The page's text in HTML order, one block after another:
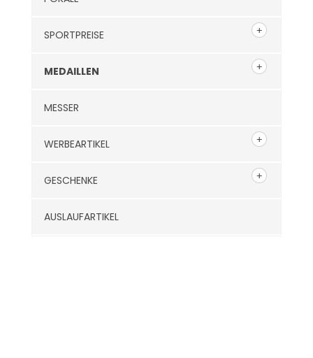
SPORTPREISE
MEDAILLEN
MESSER
WERBEARTIKEL
GESCHENKE
AUSLAUFARTIKEL